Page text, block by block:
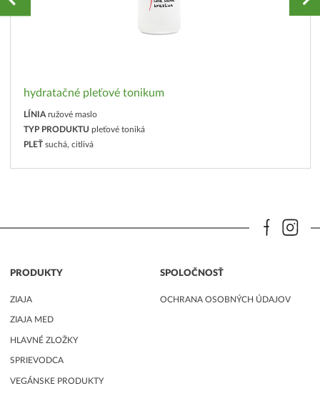
hydratačné pleťové tonikum
LÍNIA ružové maslo
TYP PRODUKTU pleťové toniká
PLEŤ suchá, citlivá
PRODUKTY
ZIAJA
ZIAJA MED
HLAVNÉ ZLOŽKY
SPRIEVODCA
VEGÁNSKE PRODUKTY
SPOLOČNOSŤ
OCHRANA OSOBNÝCH ÚDAJOV